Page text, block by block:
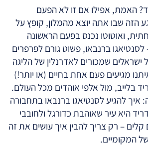
האמת, אפילו אם זו לא הפעם
הזה שבו אתה יוצא מהמלון, קופץ על
ואוטוטו נכנס בפעם הראשונה
ברנבאו, פשוט גורם לפרפרים
ישראלים שמכורים לאדרנלין של הליגה
מגיעים פעם אחת בחיים (או יותר!)
בלייב, מול אלפי אוהדים מכל העולם.
להגיע לסנטיאגו ברנבאו בתחבורה
היא עיר שאוהבת כדורגל ולחובבי
קלים – רק צריך להבין איך עושים את זה
המקומיים.